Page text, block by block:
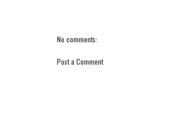
No comments:
Post a Comment